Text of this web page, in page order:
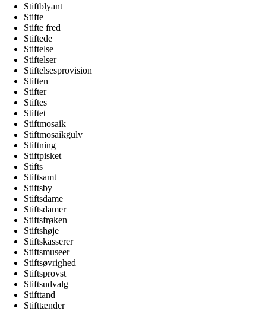
Stiftblyant
Stifte
Stifte fred
Stiftede
Stiftelse
Stiftelser
Stiftelsesprovision
Stiften
Stifter
Stiftes
Stiftet
Stiftmosaik
Stiftmosaikgulv
Stiftning
Stiftpisket
Stifts
Stiftsamt
Stiftsby
Stiftsdame
Stiftsdamer
Stiftsfrøken
Stiftshøje
Stiftskasserer
Stiftsmuseer
Stiftsøvrighed
Stiftsprovst
Stiftsudvalg
Stifttand
Stifttænder